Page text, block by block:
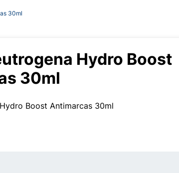
30ml
Hydro Boost
30ml
Boost Antimarcas 30ml